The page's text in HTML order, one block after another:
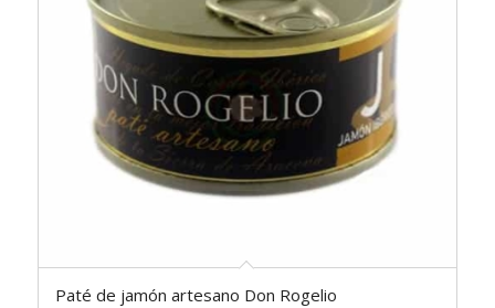
Paté de jamón artesano Don Rogelio